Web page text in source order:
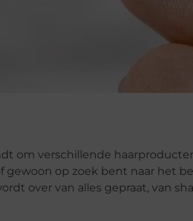
om verschillende
op zoek bent naar het
over van alles gepraat, van